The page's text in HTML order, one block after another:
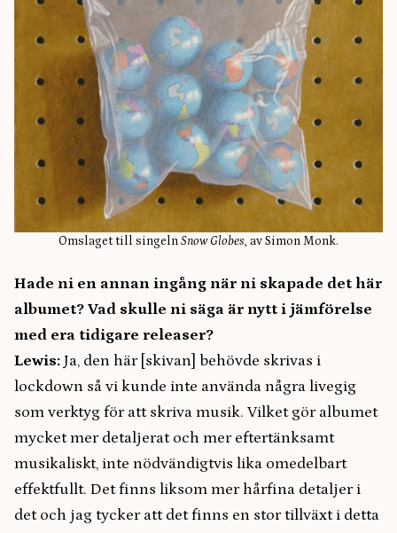
Omslaget till singelnSnow Globes, av Simon Monk.
Hade ni en annan ingång när ni skapade det här
albumet? Vad skulle ni säga är nytt i jämförelse
med era tidigare releaser?
Lewis: Ja, den här [skivan] behövde skrivas i
lockdown så vi kunde inte använda några livegig
som verktyg för att skriva musik. Vilket gör albumet
mycket mer detaljerat och mer eftertänksamt
musikaliskt, inte nödvändigtvis lika omedelbart
effektfullt. Det finns liksom mer hårfina detaljer i
det och jag tycker att det finns en stor tillväxt i detta